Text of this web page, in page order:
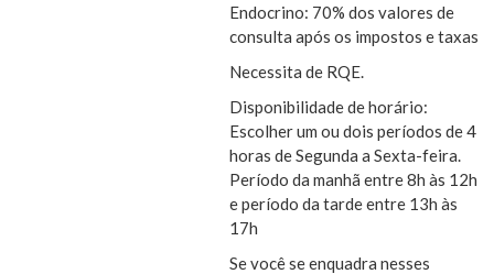
Endocrino: 70% dos valores de
consulta após os impostos e taxas
Necessita de RQE.
Disponibilidade de horário:
Escolher um ou dois períodos de 4
horas de Segunda a Sexta-feira.
Período da manhã entre 8h às 12h
e período da tarde entre 13h às
17h
Se você se enquadra nesses